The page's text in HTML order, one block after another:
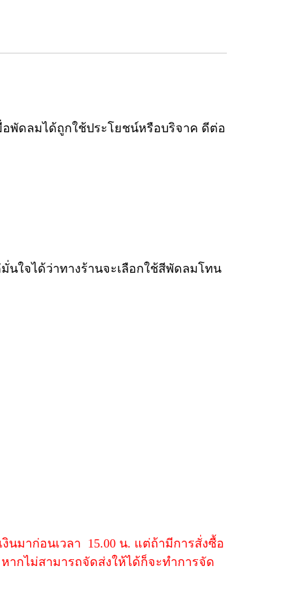
พัดลมได้ถูกใช้ประโยชน์หรือบริจาค ดีต่อ
ใจได้ว่าทางร้านจะเลือกใช้สีพัดลมโทน
นมาก่อนเวลา 15.00 น. แต่ถ้ามีการสั่งซื้อ
ากไม่สามารถจัดส่งให้ได้ก็จะทำการจัด